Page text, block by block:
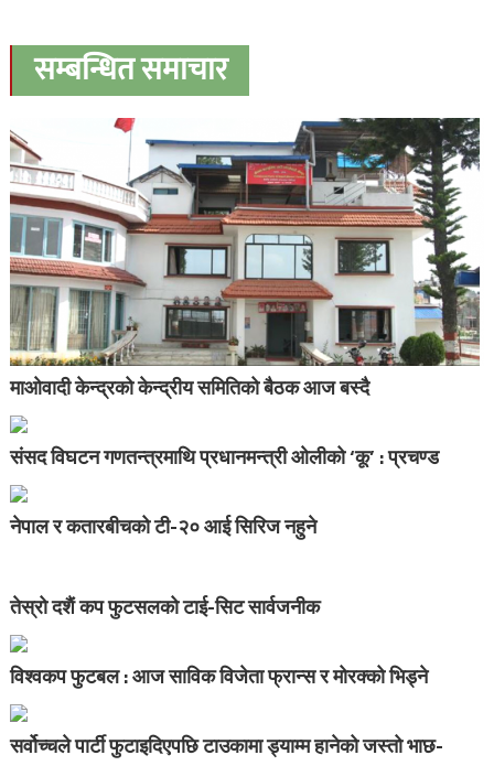
सम्बन्धित समाचार
माओवादी केन्द्रको केन्द्रीय समितिको बैठक आज बस्दै
संसद विघटन गणतन्त्रमाथि प्रधानमन्त्री ओलीको ‘कू’ : प्रचण्ड
नेपाल र कतारबीचको टी-२० आई सिरिज नहुने
तेस्रो दशैं कप फुटसलको टाई-सिट सार्वजनीक
विश्वकप फुटबल : आज साविक विजेता फ्रान्स र मोरक्को भिड्ने
सर्वोच्चले पार्टी फुटाइदिएपछि टाउकामा ड्याम्म हानेको जस्तो भाछ-